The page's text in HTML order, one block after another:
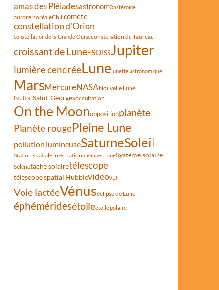
amas des Pléiadesastronomeastéroïde
aurore boréaleChilicomète
constellation d'Orion
constellation de la Grande Ourseconstellation du Taureau
croissant de LuneESOISSJupiter
lumière cendréeLunelunette astronomique
MarsMercureNASANouvelle Lune
Nuits-Saint-Georgesoccultation
On the Moonoppositionplanète
Planète rougePleine Lune
pollution lumineuseSaturneSoleil
Station spatiale internationaleSuper LuneSystème solaire
Sélénétache solairetélescope
télescope spatial HubblevidéoVLT
Voie lactéeVénuséclipse de Lune
éphéméridesétoileétoile polaire